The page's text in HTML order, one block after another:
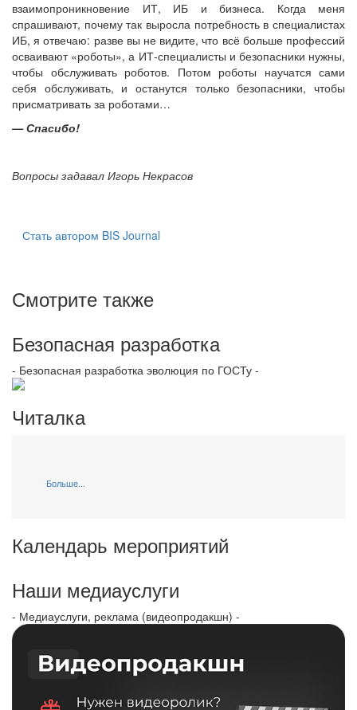
взаимопроникновение ИТ, ИБ и бизнеса. Когда меня
спрашивают, почему так выросла потребность в специалистах
ИБ, я отвечаю: разве вы не видите, что всё больше профессий
осваивают «роботы», а ИТ-специалисты и безопасники нужны,
чтобы обслуживать роботов. Потом роботы научатся сами
себя обслуживать, и останутся только безопасники, чтобы
присматривать за роботами…
— Спасибо!
Вопросы задавал Игорь Некрасов
Стать автором BIS Journal
Смотрите также
Безопасная разработка
- Безопасная разработка эволюция по ГОСТу -
Читалка
Больше...
Календарь мероприятий
Наши медиауслуги
- Медиауслуги, реклама (видеопродакшн) -